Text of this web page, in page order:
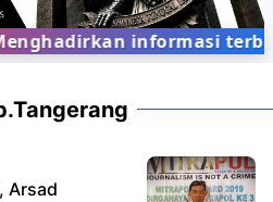
informasi
Arsad